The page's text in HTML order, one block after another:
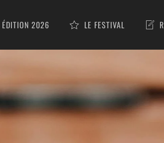
ÉDITION 2026 LE FESTIVAL